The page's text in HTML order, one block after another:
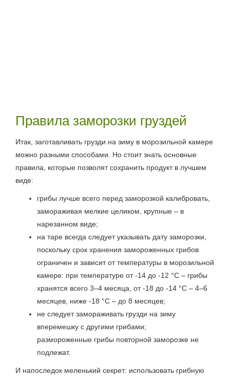
Правила заморозки груздей
Итак, заготавливать грузди на зиму в морозильной камере
можно разными способами. Но стоит знать основные
правила, которые позволят сохранить продукт в лучшем
виде:
грибы лучше всего перед заморозкой калибровать,
замораживая мелкие целиком, крупные – в
нарезанном виде;
на таре всегда следует указывать дату заморозки,
поскольку срок хранения замороженных грибов
ограничен и зависит от температуры в морозильной
камере: при температуре от -14 до -12 °C – грибы
хранятся всего 3–4 месяца, от -18 до -14 °C – 4–6
месяцев, ниже -18 °C – до 8 месяцев;
не следует замораживать грузди на зиму
вперемешку с другими грибами;
размороженные грибы повторной заморозке не
подлежат.
И напоследок меленький секрет: использовать грибную